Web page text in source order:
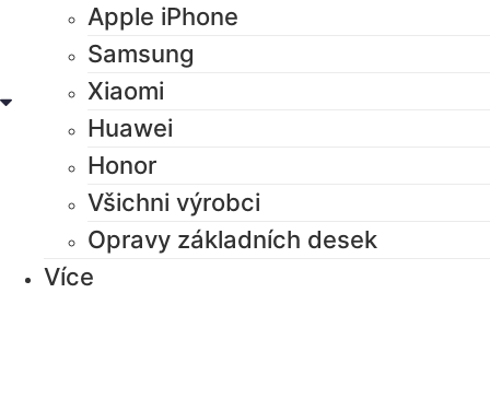
Apple iPhone
Samsung
Xiaomi
Huawei
Honor
Všichni výrobci
Opravy základních desek
Více